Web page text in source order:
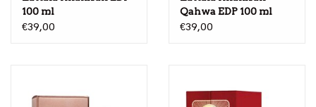
100 ml
€39,00
Qahwa EDP 100 ml
€39,00